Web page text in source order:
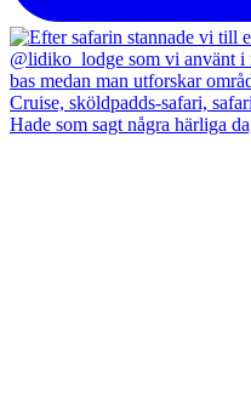
Hade som sagt några härliga